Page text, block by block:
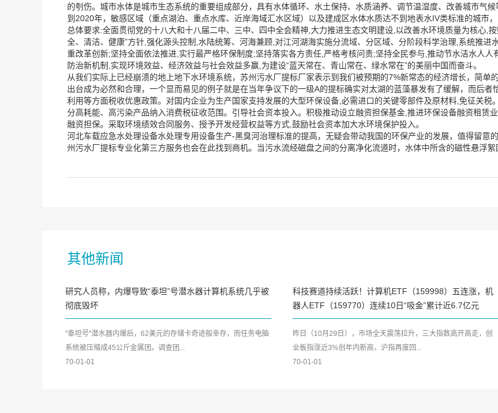
的刳伤。城市水体是城市生态系统的重要组成部分，具有水体循环、水土保持、水质涵养、调节温湿度、改善城市气候
到2020年，敏感区域（重点湖泊、重点水库、近岸海域汇水区域）以及建成区水体水质达不到地表水IV类标准的城市
总体要求:全面贯彻党的十八大和十八届二中、三中、四中全会精神,大力推进生态文明建设,以改善水环境质量为核心,
全、清洁、健康”方针,强化源头控制,水陆统筹、河海兼顾,对江河湖海实施分流域、分区域、分阶段科学治理,系统推
重改革创新;坚持全面依法推进,实行最严格环保制度;坚持落实各方责任,严格考核问责;坚持全民参与,推动节水洁水人
防治新机制,实现环境效益、经济效益与社会效益多赢,为建设“蓝天常在、青山常在、绿水常在”的美丽中国而奋斗。
从我们实际上已经崩溃的地上地下水环境系统，苏州污水厂提标厂家表示到我们被预期的7%新常态的经济增长，简
出台成为必然和合理，一个显而易见的例子就是在当年争议下的一级A的提标确实对太湖的蓝藻暴发有了缓解，而后
利用等方面税收优惠政策。对国内企业为生产国家支持发展的大型环保设备,必需进口的关键零部件及原材料,免征关
分高耗能、高污染产品纳入消费税征收范围。引导社会资本投入。积极推动设立融资担保基金,推进环保设备融资租赁
融资担保。采取环境绩效合同服务、授予开发经营权益等方式,鼓励社会资本加大水环境保护投入。
河北车载应急水处理设备水处理专用设备生产-黑臭河治理标准的提高，无疑会带动我国的环保产业的发展，值得留意
州污水厂提标专业化第三方服务也会在此找到商机。当污水流经磁盘之间的分离净化流道时，水体中所含的磁性悬浮絮
其他新闻
研究人员称，内爆导致“泰坦”号潜水器计算机系统几乎被
彻底毁坏
"泰坦号"潜水器内爆后，62美元的存储卡奇迹般幸存，而任务电脑
系统被压缩成45公斤金属团。调查团...
70-01-01
科技赛道持续活跃！计算机ETF（159998）五连涨，机
器人ETF（159770）连续10日“吸金”累计近6.7亿元
昨日（10月29日），市场全天震荡拉升，三大指数高开高走，创
业板指涨近3%创年内新高，沪指再度回...
70-01-01